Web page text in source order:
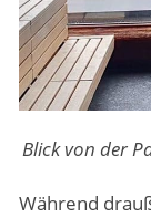
Blick von der
Während